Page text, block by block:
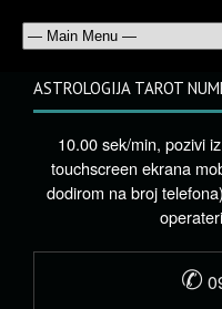
ASTROLOGIJA TAROT
10.00 sek/min, pozivi
touchscreen ekrana
dodirom na broj
✆